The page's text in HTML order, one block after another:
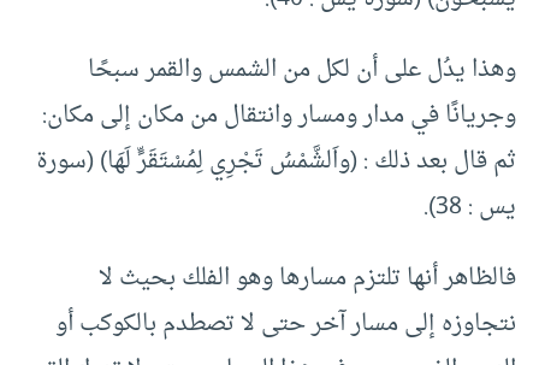
وهذا يدُل على أن لكل من الشمس والقمر سبحًا
وجريانًا في مدار ومسار وانتقال من مكان إلى مكان:
ثم قال بعد ذلك : (واَلشَّمْسُ تَجْرِي لِمُسْتَقَرٍّ لَهَا) (سورة
يس : 38).
فالظاهر أنها تلتزم مسارها وهو الفلك بحيث لا
نتجاوزه إلى مسار آخر حتى لا تصطدم بالكوكب أو